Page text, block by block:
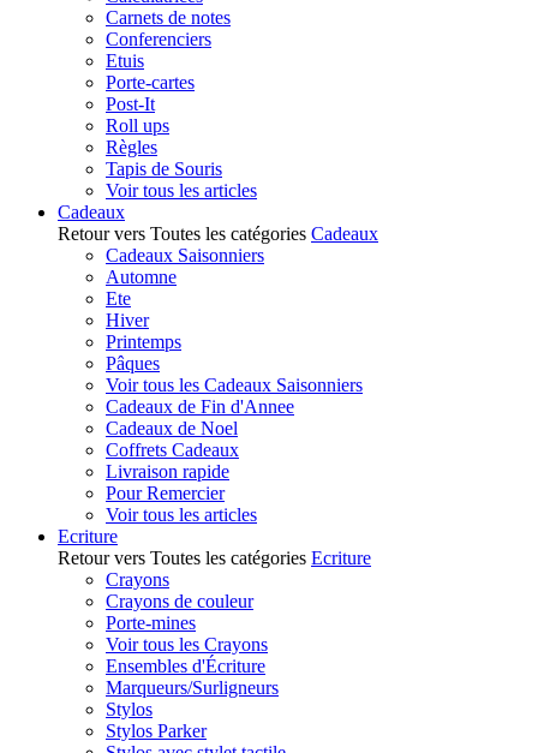
Carnets de notes
Conferenciers
Etuis
Porte-cartes
Post-It
Roll ups
Règles
Tapis de Souris
Voir tous les articles
Cadeaux
Retour vers Toutes les catégories Cadeaux
Cadeaux Saisonniers
Automne
Ete
Hiver
Printemps
Pâques
Voir tous les Cadeaux Saisonniers
Cadeaux de Fin d'Annee
Cadeaux de Noel
Coffrets Cadeaux
Livraison rapide
Pour Remercier
Voir tous les articles
Ecriture
Retour vers Toutes les catégories Ecriture
Crayons
Crayons de couleur
Porte-mines
Voir tous les Crayons
Ensembles d'Écriture
Marqueurs/Surligneurs
Stylos
Stylos Parker